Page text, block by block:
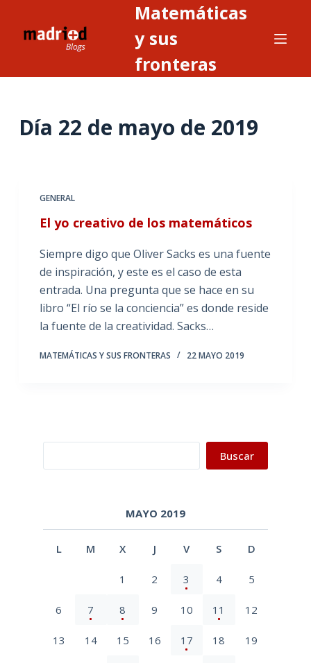
Matemáticas
y sus
fronteras
Día 22 de mayo de 2019
GENERAL
El yo creativo de los matemáticos
Siempre digo que Oliver Sacks es una fuente
de inspiración, y este es el caso de esta
entrada. Una pregunta que se hace en su
libro “El río se la conciencia” es donde reside
la fuente de la creatividad. Sacks…
MATEMÁTICAS Y SUS FRONTERAS 22 MAYO 2019
Buscar
MAYO 2019
L M X J V S D
1 2 3 4 5
6 7 8 9 10 11 12
13 14 15 16 17 18 19